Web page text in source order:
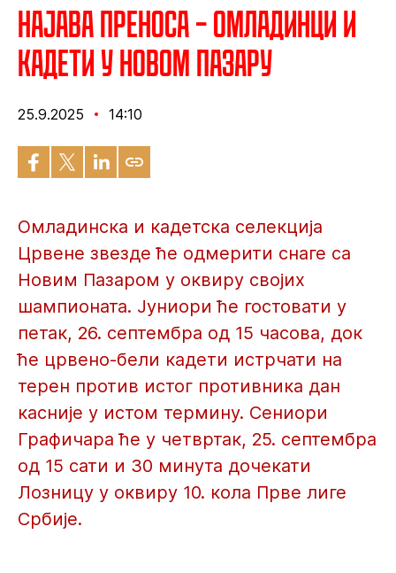
Најава преноса – Омладинци и
кадети у Новом Пазару
25.9.2025 14:10
Омладинска и кадетска селекција
Црвене звезде ће одмерити снаге са
Новим Пазаром у оквиру својих
шампионата. Јуниори ће гостовати у
петак, 26. септембра од 15 часова, док
ће црвено-бели кадети истрчати на
терен против истог противника дан
касније у истом термину. Сениори
Графичара ће у четвртак, 25. септембра
од 15 сати и 30 минута дочекати
Лозницу у оквиру 10. кола Прве лиге
Србије.